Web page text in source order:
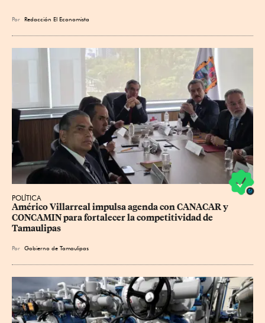
Por Redacción El Economista
POLÍTICA
Américo Villarreal impulsa agenda con CANACAR y
CONCAMIN para fortalecer la competitividad de
Tamaulipas
Por Gobierno de Tamaulipas